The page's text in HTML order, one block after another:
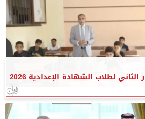
لطلاب الشهادة الإعدادية 2026